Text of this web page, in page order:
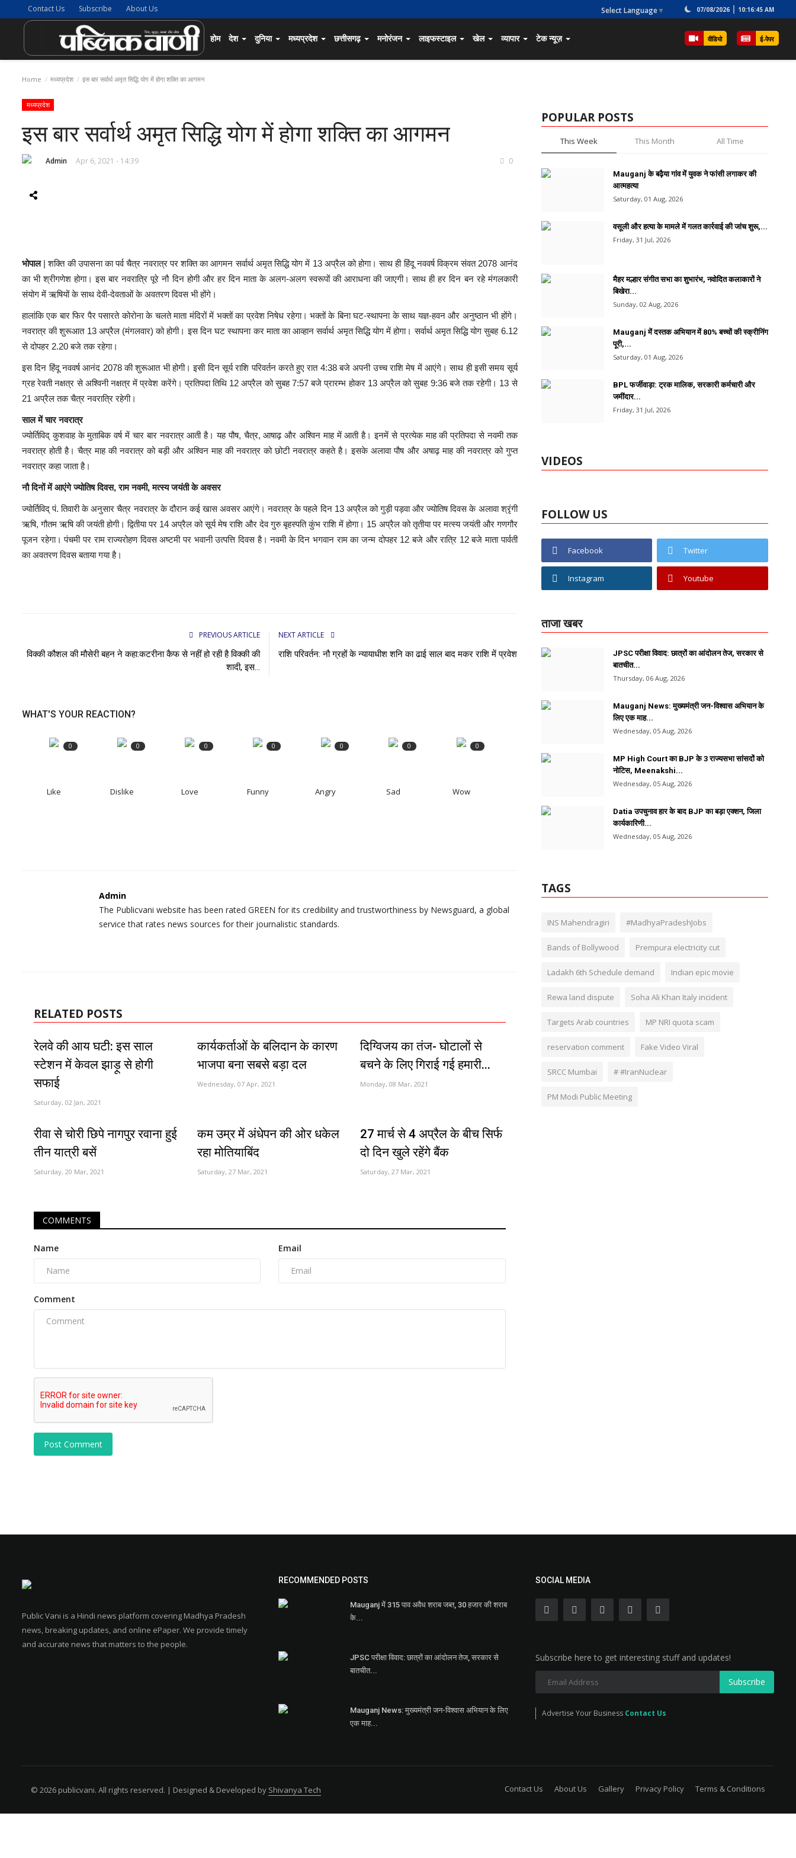
Contact Us Subscribe About Us Select Language▼ 07/08/2026 10:16:45 AM
होम देश दुनिया मध्यप्रदेश छत्तीसगढ़ मनोरंजन लाइफस्टाइल खेल व्यापार टेक न्यूज़ वीडियो ई-पेपर
Home मध्यप्रदेश इस बार सर्वार्थ अमृत सिद्धि योग में होगा शक्ति का आगमन
मध्यप्रदेश
इस बार सर्वार्थ अमृत सिद्धि योग में होगा शक्ति का आगमन
Admin Apr 6, 2021 - 14:39 0
भोपाल | शक्ति की उपासना का पर्व चैत्र नवरात्र पर शक्ति का आगमन सर्वार्थ अमृत सिद्धि योग में 13 अप्रैल को होगा। साथ ही हिंदू नववर्ष विक्रम संवत 2078 आनंद
का भी श्रीगणेश होगा। इस बार नवरात्रि पूरे नौ दिन होगी और हर दिन माता के अलग-अलग स्वरूपों की आराधना की जाएगी। साथ ही हर दिन बन रहे मंगलकारी
संयोग में ऋषियों के साथ देवी-देवताओं के अवतरण दिवस भी होंगे।
हालांकि एक बार फिर पैर पसारते कोरोना के चलते माता मंदिरों में भक्तों का प्रवेश निषेध रहेगा। भक्तों के बिना घट-स्थापना के साथ यज्ञ-हवन और अनुष्ठान भी होंगे।
नवरात्र की शुरूआत 13 अप्रैल (मंगलवार) को होगी। इस दिन घट स्थापना कर माता का आव्हान सर्वार्थ अमृत सिद्धि योग में होगा। सर्वार्थ अमृत सिद्धि योग सुबह 6.12
से दोपहर 2.20 बजे तक रहेगा।
इस दिन हिंदू नववर्ष आनंद 2078 की शुरूआत भी होगी। इसी दिन सूर्य राशि परिवर्तन करते हुए रात 4:38 बजे अपनी उच्च राशि मेष में आएंगे। साथ ही इसी समय सूर्य
ग्रह रेवती नक्षत्र से अश्विनी नक्षत्र में प्रवेश करेंगे। प्रतिपदा तिथि 12 अप्रैल को सुबह 7:57 बजे प्रारम्भ होकर 13 अप्रैल को सुबह 9:36 बजे तक रहेगी। 13 से
21 अप्रैल तक चैत्र नवरात्रि रहेगी।
साल में चार नवरात्र
ज्योर्तिविद् कुशवाह के मुताबिक वर्ष में चार बार नवरात्र आती है। यह पौष, चैत्र, आषाढ़ और अश्विन माह में आती है। इनमें से प्रत्येक माह की प्रतिपदा से नवमी तक
नवरात्र होती है। चैत्र माह की नवरात्र को बड़ी और अश्विन माह की नवरात्र को छोटी नवरात्र कहते है। इसके अलावा पौष और अषाढ़ माह की नवरात्र को गुप्त
नवरात्र कहा जाता है।
नौ दिनों में आएंगे ज्योतिष दिवस, राम नवमी, मत्स्य जयंती के अवसर
ज्योर्तिविद् पं. तिवारी के अनुसार चैत्र नवरात्र के दौरान कई खास अवसर आएंगे। नवरात्र के पहले दिन 13 अप्रैल को गुड़ी पड़वा और ज्योतिष दिवस के अलावा श्रृंगी
ऋषि, गौतम ऋषि की जयंती होगी। द्वितीया पर 14 अप्रैल को सूर्य मेष राशि और देव गुरु बृहस्पति कुंभ राशि में होगा। 15 अप्रैल को तृतीया पर मत्स्य जयंती और गणगौर
पूजन रहेगा। पंचमी पर राम राज्यरोहण दिवस अष्टमी पर भवानी उत्पत्ति दिवस है। नवमी के दिन भगवान राम का जन्म दोपहर 12 बजे और रात्रि 12 बजे माता पार्वती
का अवतरण दिवस बताया गया है।
PREVIOUS ARTICLE
विक्की कौशल की मौसेरी बहन ने कहा:कटरीना कैफ से नहीं हो रही है विक्की की
शादी, इस...
NEXT ARTICLE
राशि परिवर्तन: नौ ग्रहों के न्यायाधीश शनि का ढाई साल बाद मकर राशि में प्रवेश
WHAT'S YOUR REACTION?
0
Like
0
Dislike
0
Love
0
Funny
0
Angry
0
Sad
0
Wow
Admin
The Publicvani website has been rated GREEN for its credibility and trustworthiness by Newsguard, a global
service that rates news sources for their journalistic standards.
RELATED POSTS
रेलवे की आय घटी: इस साल
स्टेशन में केवल झाड़ू से होगी
सफाई
Saturday, 02 Jan, 2021
कार्यकर्ताओं के बलिदान के कारण
भाजपा बना सबसे बड़ा दल
Wednesday, 07 Apr, 2021
दिग्विजय का तंज- घोटालों से
बचने के लिए गिराई गई हमारी...
Monday, 08 Mar, 2021
रीवा से चोरी छिपे नागपुर रवाना हुई
तीन यात्री बसें
Saturday, 20 Mar, 2021
कम उम्र में अंधेपन की ओर धकेल
रहा मोतियाबिंद
Saturday, 27 Mar, 2021
27 मार्च से 4 अप्रैल के बीच सिर्फ
दो दिन खुले रहेंगे बैंक
Saturday, 27 Mar, 2021
COMMENTS
Name Email
Comment
Post Comment
POPULAR POSTS
This Week This Month All Time
Mauganj के बढ़ैया गांव में युवक ने फांसी लगाकर की
आत्महत्या
Saturday, 01 Aug, 2026
वसूली और हत्या के मामले में गलत कार्रवाई की जांच शुरू,...
Friday, 31 Jul, 2026
मैहर मल्हार संगीत सभा का शुभारंभ, नवोदित कलाकारों ने
बिखेरा...
Sunday, 02 Aug, 2026
Mauganj में दस्तक अभियान में 80% बच्चों की स्क्रीनिंग
पूरी,...
Saturday, 01 Aug, 2026
BPL फर्जीवाड़ा: ट्रक मालिक, सरकारी कर्मचारी और
जमींदार...
Friday, 31 Jul, 2026
VIDEOS
FOLLOW US
Facebook Twitter
Instagram Youtube
ताजा खबर
JPSC परीक्षा विवाद: छात्रों का आंदोलन तेज, सरकार से
बातचीत...
Thursday, 06 Aug, 2026
Mauganj News: मुख्यमंत्री जन-विश्वास अभियान के
लिए एक माह...
Wednesday, 05 Aug, 2026
MP High Court का BJP के 3 राज्यसभा सांसदों को
नोटिस, Meenakshi...
Wednesday, 05 Aug, 2026
Datia उपचुनाव हार के बाद BJP का बड़ा एक्शन, जिला
कार्यकारिणी...
Wednesday, 05 Aug, 2026
TAGS
INS Mahendragiri #MadhyaPradeshJobs
Bands of Bollywood Prempura electricity cut
Ladakh 6th Schedule demand Indian epic movie
Rewa land dispute Soha Ali Khan Italy incident
Targets Arab countries MP NRI quota scam
reservation comment Fake Video Viral
SRCC Mumbai # #IranNuclear
PM Modi Public Meeting
Public Vani is a Hindi news platform covering Madhya Pradesh
news, breaking updates, and online ePaper. We provide timely
and accurate news that matters to the people.
RECOMMENDED POSTS
Mauganj में 315 पाव अवैध शराब जब्त, 30 हजार की शराब
के...
JPSC परीक्षा विवाद: छात्रों का आंदोलन तेज, सरकार से
बातचीत...
Mauganj News: मुख्यमंत्री जन-विश्वास अभियान के लिए
एक माह...
SOCIAL MEDIA
Subscribe here to get interesting stuff and updates!
Subscribe
Advertise Your Business Contact Us
© 2026 publicvani. All rights reserved. | Designed & Developed by Shivanya Tech Contact Us About Us Gallery Privacy Policy Terms & Conditions